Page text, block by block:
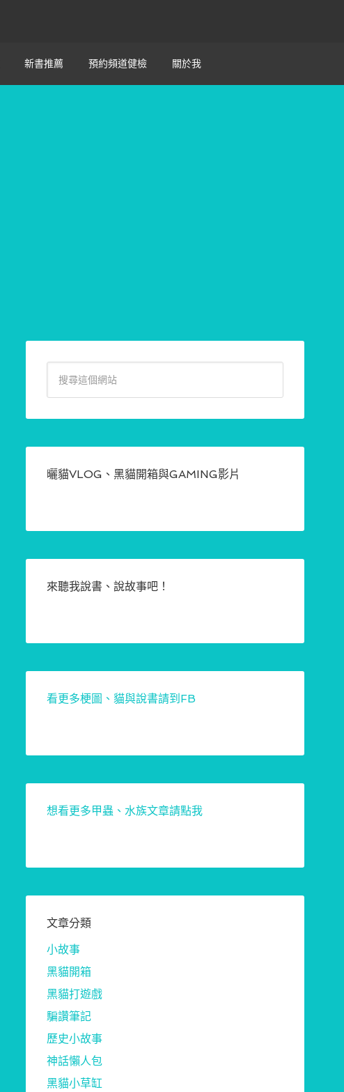
新書推薦 預約頻道健檢 關於我
曬貓VLOG、黑貓開箱與GAMING影片
來聽我說書、說故事吧！
看更多梗圖、貓與說書請到FB
想看更多甲蟲、水族文章請點我
文章分類
小故事
黑貓開箱
黑貓打遊戲
騙讚筆記
歷史小故事
神話懶人包
黑貓小草缸